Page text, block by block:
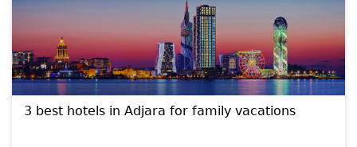
3 best hotels in Adjara for family vacations